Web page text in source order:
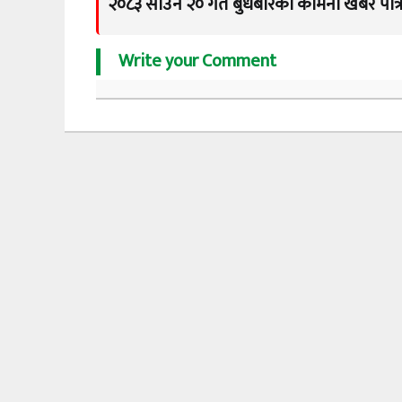
Write your Comment